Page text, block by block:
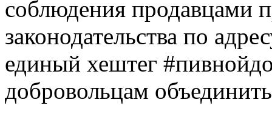
соблюдения продавцами
законодательства по
единый хештег
добровольцам